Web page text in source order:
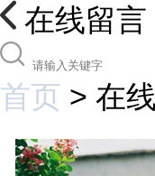
在线留言
首页 > 在